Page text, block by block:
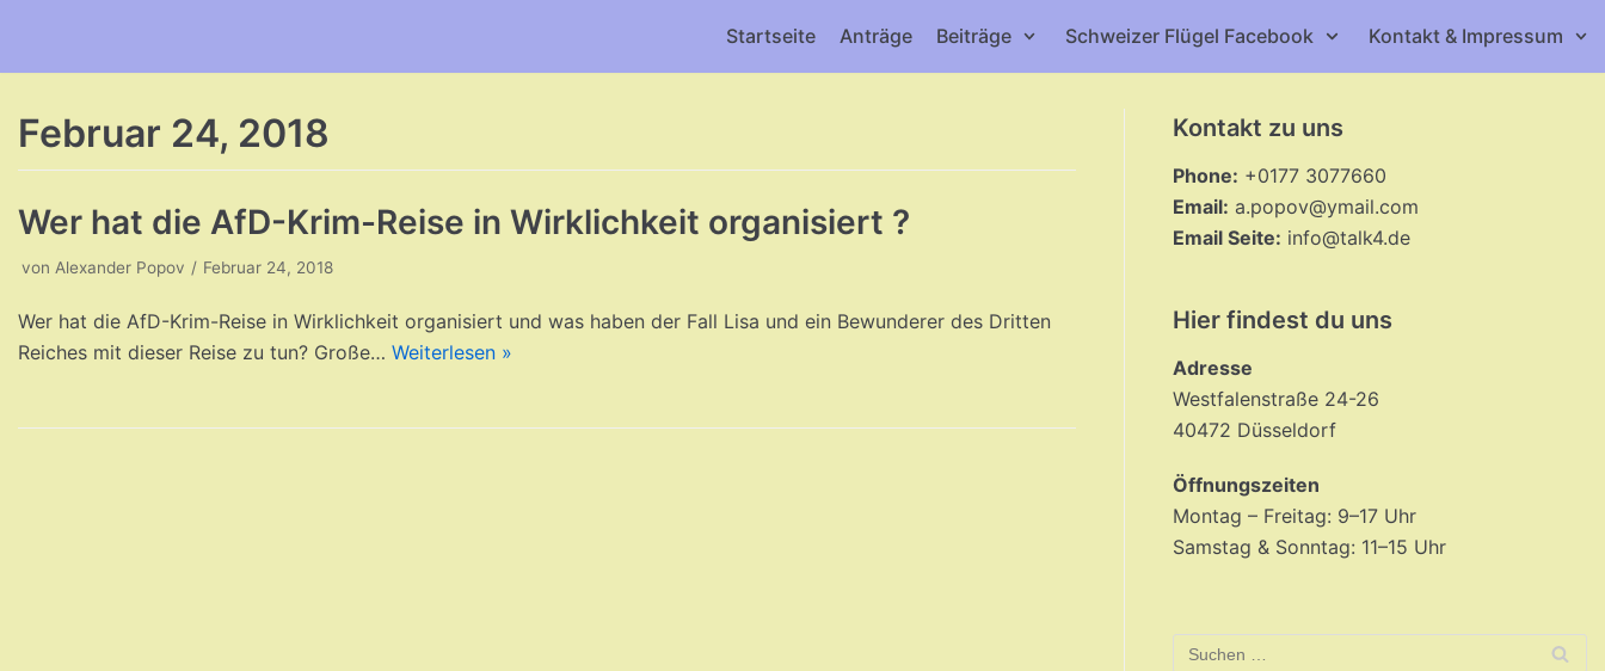
Startseite Anträge Beiträge Schweizer Flügel Facebook Kontakt & Impressum
Februar 24, 2018
Wer hat die AfD-Krim-Reise in Wirklichkeit organisiert ?
von Alexander Popov Februar 24, 2018
Wer hat die AfD-Krim-Reise in Wirklichkeit organisiert und was haben der Fall Lisa und ein Bewunderer des Dritten
Reiches mit dieser Reise zu tun? Große… Weiterlesen »
Kontakt zu uns
Phone: +0177 3077660
Email: a.popov@ymail.com
Email Seite: info@talk4.de
Hier findest du uns
Adresse
Westfalenstraße 24-26
40472 Düsseldorf
Öffnungszeiten
Montag – Freitag: 9–17 Uhr
Samstag & Sonntag: 11–15 Uhr